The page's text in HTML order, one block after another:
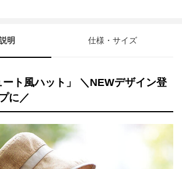
明 仕様・サイズ
ト風ハット」 ＼NEWデザイン登
に／